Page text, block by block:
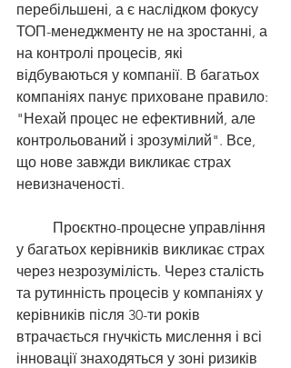
перебільшені, а є наслідком фокусу
ТОП-менеджменту не на зростанні, а
на контролі процесів, які
відбуваються у компанії. В багатьох
компаніях панує приховане правило:
"Нехай процес не ефективний, але
контрольований і зрозумілий". Все,
що нове завжди викликає страх
невизначеності.
у багатьох керівників викликає страх
через незрозумілість. Через сталість
та рутинність процесів у компаніях у
керівників після 30-ти років
втрачається гнучкість мислення і всі
інновації знаходяться у зоні ризиків